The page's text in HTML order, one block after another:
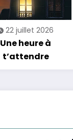
22 juillet 2026
Une heure à
t’attendre